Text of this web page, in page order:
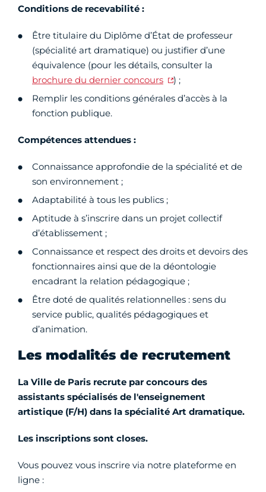
Conditions de recevabilité :
Être titulaire du Diplôme d’État de professeur
(spécialité art dramatique) ou justifier d’une
équivalence (pour les détails, consulter la
brochure du dernier concours
) ;
Remplir les conditions générales d’accès à la
fonction publique.
Compétences attendues :
Connaissance approfondie de la spécialité et de
son environnement ;
Adaptabilité à tous les publics ;
Aptitude à s’inscrire dans un projet collectif
d’établissement ;
Connaissance et respect des droits et devoirs des
fonctionnaires ainsi que de la déontologie
encadrant la relation pédagogique ;
Être doté de qualités relationnelles : sens du
service public, qualités pédagogiques et
d’animation.
Les modalités de recrutement
La Ville de Paris recrute par concours des
assistants spécialisés de l'enseignement
artistique (F/H) dans la spécialité Art dramatique.
Les inscriptions sont closes.
Vous pouvez vous inscrire via notre plateforme en
ligne :